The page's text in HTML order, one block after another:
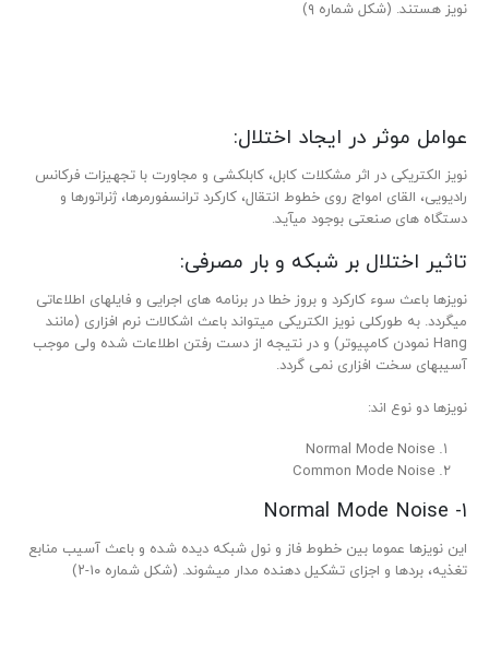
نویز هستند. (شکل شماره ۹)
عوامل موثر در ایجاد اختلال:
نویز الکتریکی در اثر مشکلات کابل، کابل­کشی و مجاورت با تجهیزات فرکانس
رادیویی، القای امواج روی خطوط انتقال، کارکرد ترانسفورمرها، ژنراتورها و
دستگاه­ های صنعتی بوجود می­آید.
تاثیر اختلال بر شبکه و بار مصرفی:
نویزها باعث سوء کارکرد و بروز خطا در برنامه­ های اجرایی و فایل­های اطلاعاتی
می­گردد. به طور­کلی نویز الکتریکی می­تواند باعث اشکالات نرم افزاری (مانند
Hang نمودن کامپیوتر) و در نتیجه از دست رفتن اطلاعات شده ولی موجب
آسیب­های سخت افزاری نمی گردد.
نویزها دو نوع اند:
Normal Mode Noise
Common Mode Noise
۱- Normal Mode Noise
این نویزها عموما بین خطوط فاز و نول شبکه دیده شده و باعث آسیب منابع
تغذیه، بردها و اجزای تشکیل دهنده مدار می­شوند. (شکل شماره ۱۰-۲)